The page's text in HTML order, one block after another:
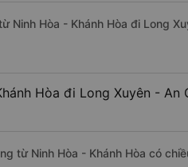
Ninh Hòa - Khánh Hòa đi Long
Hòa đi Long Xuyên - An
từ Ninh Hòa - Khánh Hòa có